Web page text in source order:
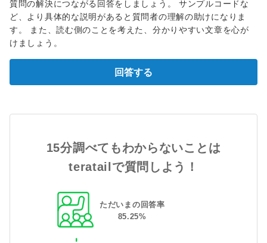
質問の解決につながる回答をしましょう。 サンプルコードな
ど、より具体的な説明があると質問者の理解の助けになりま
す。 また、読む側のことを考えた、分かりやすい文章を心が
けましょう。
回答する
15分調べてもわからないことは
teratailで質問しよう！
ただいまの回答率
85.25%